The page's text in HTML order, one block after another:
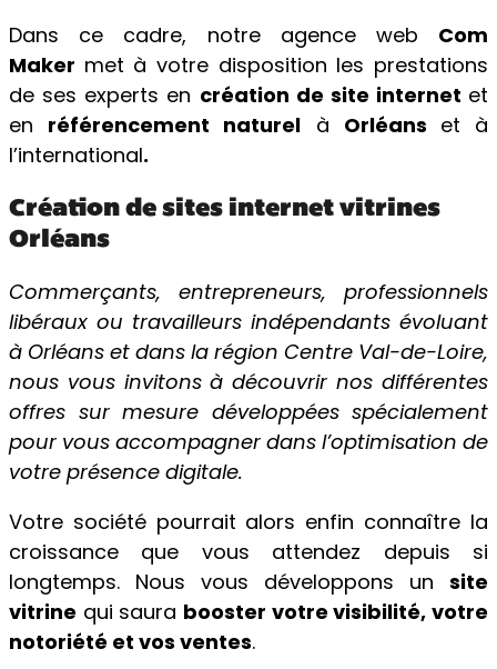
Dans ce cadre, notre agence web Com
Maker met à votre disposition les prestations
de ses experts en création de site internet et
en référencement naturel à Orléans et à
l’international.
Création de sites internet vitrines
Orléans
Commerçants, entrepreneurs, professionnels
libéraux ou travailleurs indépendants évoluant
à Orléans et dans la région Centre Val-de-Loire,
nous vous invitons à découvrir nos différentes
offres sur mesure développées spécialement
pour vous accompagner dans l’optimisation de
votre présence digitale.
Votre société pourrait alors enfin connaître la
croissance que vous attendez depuis si
longtemps. Nous vous développons un site
vitrine qui saura booster votre visibilité, votre
notoriété et vos ventes.